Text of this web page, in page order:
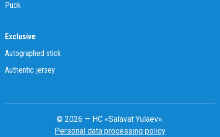
Puck
Exclusive
Autographed stick
Authentic jersey
© 2026 — HC «Salavat Yulaev».
Personal data processing policy